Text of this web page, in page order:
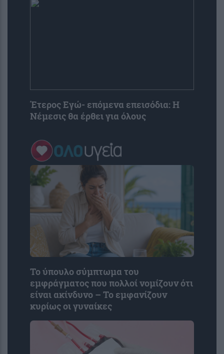
Έτερος Εγώ- επόμενα επεισόδια: Η
Νέμεσις θα έρθει για όλους
Το ύπουλο σύμπτωμα του
εμφράγματος που πολλοί νομίζουν ότι
είναι ακίνδυνο – Το εμφανίζουν
κυρίως οι γυναίκες